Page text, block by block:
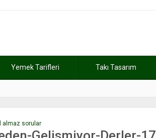
Yemek Tarifleri Takı Tasarım
kala hayatını kaybetti
almaz sorular